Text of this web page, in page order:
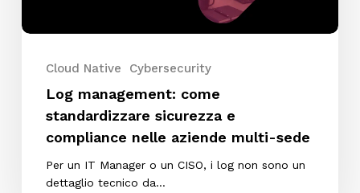
aziende
multi-Cloud Native Cybersecurity
Log management: come
standardizzare sicurezza e
compliance nelle aziende multi-sede
Per un IT Manager o un CISO, i log non sono un
dettaglio tecnico da…